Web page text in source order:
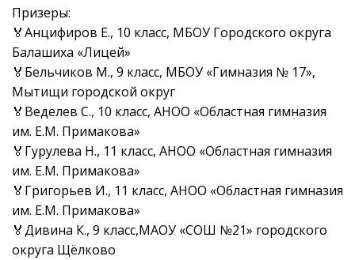
Призеры:
🏅Анцифиров Е., 10 класс, МБОУ Городского округа
Балашиха «Лицей»
🏅Бельчиков М., 9 класс, МБОУ «Гимназия № 17»,
Мытищи городской округ
🏅Веделев С., 10 класс, АНОО «Областная гимназия
им. Е.М. Примакова»
🏅Гурулева Н., 11 класс, АНОО «Областная гимназия
им. Е.М. Примакова»
🏅Григорьев И., 11 класс, АНОО «Областная гимназия
им. Е.М. Примакова»
🏅Дивина К., 9 класс,МАОУ «СОШ №21» городского
округа Щёлково